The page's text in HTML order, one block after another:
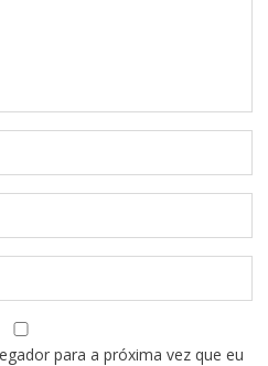
para a próxima vez que eu